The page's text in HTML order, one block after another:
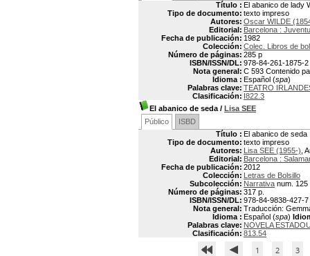
Título : El abanico de lady
Tipo de documento: texto impreso
Autores: Oscar WILDE
Editorial: Barcelona :
Fecha de publicación: 1982
Colección: Colec. Libros de
Número de páginas: 285 p
ISBN/ISSN/DL: 978-84-261-1875-2
Nota general: C 593 Contenido
Idioma : Español (spa)
Palabras clave: TEATRO
Clasificación: I822.3
El abanico de seda / Lisa SEE
Público
ISBD
Título : El abanico de seda
Tipo de documento: texto impreso
Autores: Lisa SEE (1955-) ,
Editorial: Barcelona :
Fecha de publicación: 2012
Colección: Letras de Bolsillo
Subcolección: Narrativa num. 125
Número de páginas: 317 p.
ISBN/ISSN/DL: 978-84-9838-427-7
Nota general: Traducción:
Idioma : Español (spa)
Palabras clave: NOVELA
Clasificación: 813.54
1 2 3